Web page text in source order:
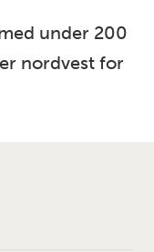
under 200
nordvest for